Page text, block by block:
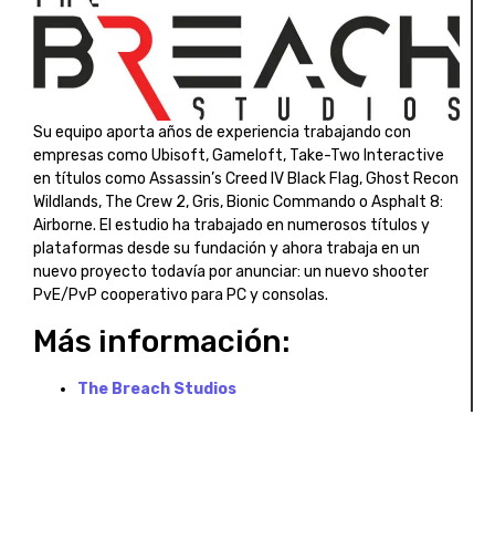
Su equipo aporta años de experiencia trabajando con
empresas como Ubisoft, Gameloft, Take-Two Interactive
en títulos como Assassin’s Creed IV Black Flag, Ghost Recon
Wildlands, The Crew 2, Gris, Bionic Commando o Asphalt 8:
Airborne. El estudio ha trabajado en numerosos títulos y
plataformas desde su fundación y ahora trabaja en un
nuevo proyecto todavía por anunciar: un nuevo shooter
PvE/PvP cooperativo para PC y consolas.
Más información:
The Breach Studios